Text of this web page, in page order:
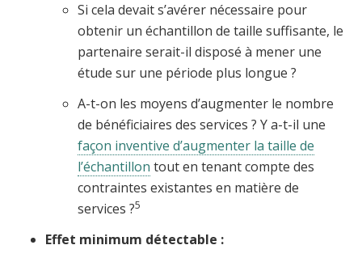
Si cela devait s’avérer nécessaire pour
obtenir un échantillon de taille suffisante, le
partenaire serait-il disposé à mener une
étude sur une période plus longue ?
A-t-on les moyens d’augmenter le nombre
de bénéficiaires des services ? Y a-t-il une
façon inventive d’augmenter la taille de
l’échantillon tout en tenant compte des
contraintes existantes en matière de
services ?5
Effet minimum détectable :